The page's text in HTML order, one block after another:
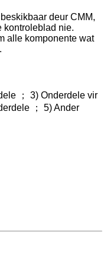
deur CMM,
kontroleblad nie.
alle komponente wat
； 3) Onderdele vir
； 5) Ander